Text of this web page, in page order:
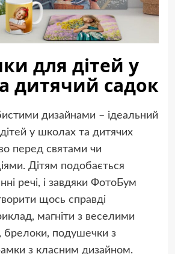
для дітей у
дитячий садок
дизайнами – ідеальний
у школах та дитячих
перед святами чи
Дітям подобається
речі, і завдяки ФотоБум
щось справді
магніти з веселими
подушечки з
з класним дизайном.